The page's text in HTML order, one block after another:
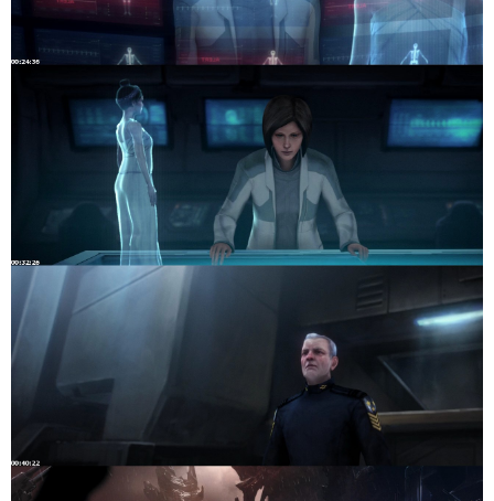
ID                                       : 2
Format                                   : AC-3
Mode extension                           : CM (complete
Format settings, Endianness              : Big
Codec ID                                 : A_AC3
Duration                                 : 1h 4mn
Bit rate mode                            : Constant
Bit rate                                 : 224 Kbps
Channel(s)                               : 6 channels
Channel positions                        : Front: L C R,
Sampling rate                            : 48.0 KHz
Bit depth                                : 16 bits
Compression mode                         : Lossy
Stream size                              : 103 MiB
Title                                    : Latino
Language                                 : Spanish
Default                                  : Yes
Forced                                   : No
Audio #2
ID                                       : 3
Format                                   : AC-3
Format/Info                              : Audio
Mode extension                           : CM (complete
Format settings, Endianness              : Big
Codec ID                                 : A_AC3
Duration                                 : 1h 4mn